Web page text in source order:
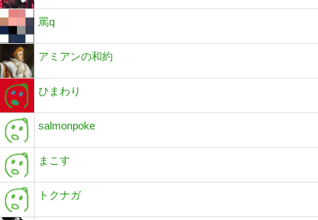
罵q
アミアンの和約
ひまわり
salmonpoke
まこす
トクナガ